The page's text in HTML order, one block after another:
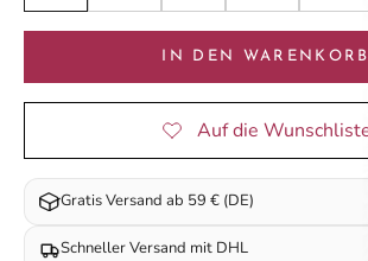
IN DEN WARENKORB
Gratis Versand ab 59 € (DE)
Schneller Versand mit DHL